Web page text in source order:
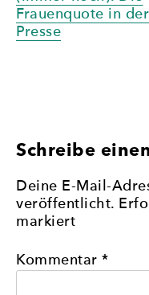
Frauenquote in der
Presse
Schreibe
Deine E-Mail-
veröffentlicht.
markiert
Kommentar *